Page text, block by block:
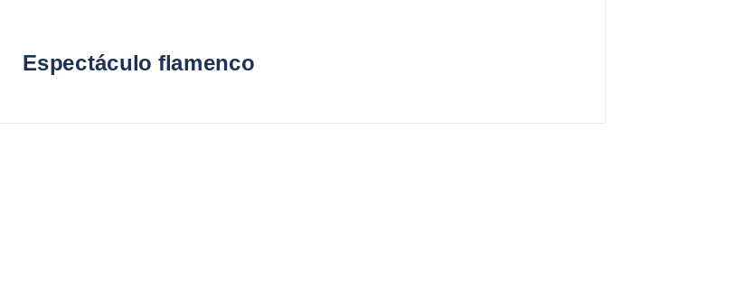
Espectáculo flamenco